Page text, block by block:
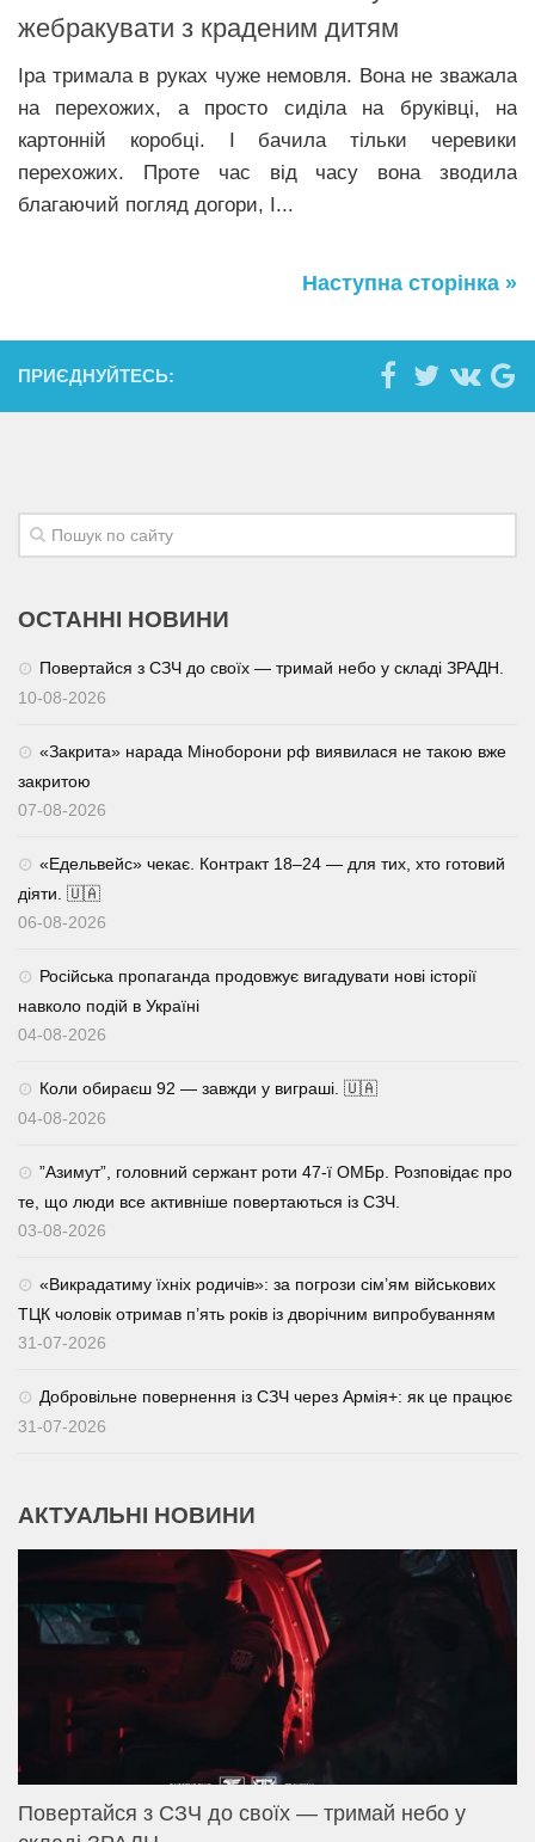
жeбрaкyвати з крaдeним дитям
Іра тримала в руках чуже немовля. Вона не зважала
на перехожих, а просто сиділа на бруківці, на
картонній коробці. І бачила тільки черевики
перехожих. Проте час від часу вона зводила
благаючий погляд догори, І...
Наступна сторінка »
ПРИЄДНУЙТЕСЬ:
ОСТАННІ НОВИНИ
Повертайся з СЗЧ до своїх — тримай небо у складі ЗРАДН.
10-08-2026
«Закрита» нарада Міноборони рф виявилася не такою вже
закритою
07-08-2026
«Едельвейс» чекає. Контракт 18–24 — для тих, хто готовий
діяти. 🇺🇦
06-08-2026
Російська пропаганда продовжує вигадувати нові історії
навколо подій в Україні
04-08-2026
Коли обираєш 92 — завжди у виграші. 🇺🇦
04-08-2026
⁨”Азимут”, головний сержант роти 47-ї ОМБр. Розповідає про
те, що люди все активніше повертаються із СЗЧ.
03-08-2026
«Викрадатиму їхніх родичів»: за погрози сім’ям військових
ТЦК чоловік отримав п’ять років із дворічним випробуванням
31-07-2026
Добровільне повернення із СЗЧ через Армія+: як це працює
31-07-2026
АКТУАЛЬНІ НОВИНИ
Повертайся з СЗЧ до своїх — тримай небо у